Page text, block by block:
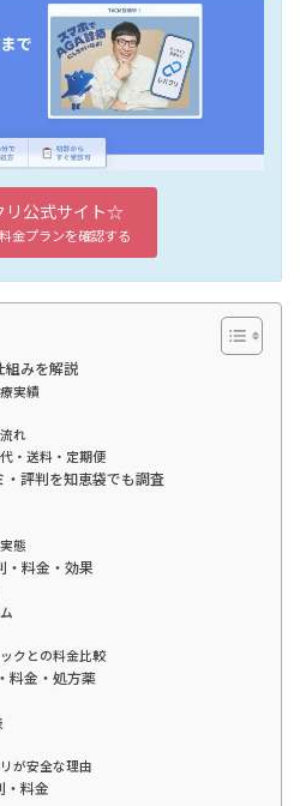
公式サイト☆
金プランを確認する
組みを解説
実績
れ
・送料・定期便
・評判を知恵袋でも調査
態
・料金・効果
クとの料金比較
料金・処方薬
が安全な理由
・料金